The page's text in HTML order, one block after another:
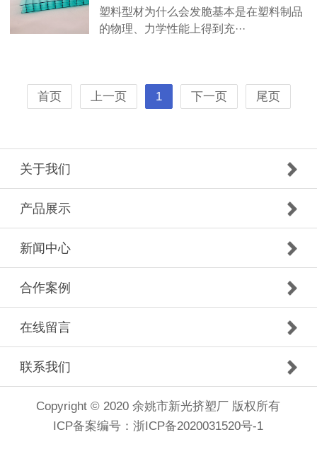
塑料型材为什么会发脆基本是在塑料制品
的物理、力学性能上得到充···
首页 上一页 1 下一页 尾页
关于我们
产品展示
新闻中心
合作案例
在线留言
联系我们
Copyright © 2020 余姚市新光挤塑厂 版权所有
ICP备案编号：浙ICP备2020031520号-1